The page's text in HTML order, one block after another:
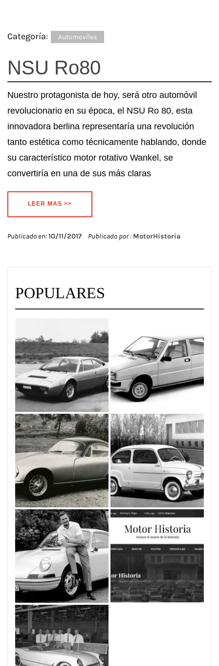
Categoría: Automoviles
NSU Ro80
Nuestro protagonista de hoy, será otro automóvil
revolucionario en su época, el NSU Ro 80, esta
innovadora berlina representaría una revolución
tanto estética como técnicamente hablando, donde
su característico motor rotativo Wankel, se
convertiría en una de sus más claras
LEER MAS >>
Publicado en:10/11/2017 Publicado por : MotorHistoria
POPULARES